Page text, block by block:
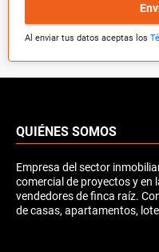
Al enviar tus datos aceptas los
QUIÉNES SOMOS
Empresa del sector
comercial de proyectos y en
vendedores de finca raíz.
de casas, apartamentos,